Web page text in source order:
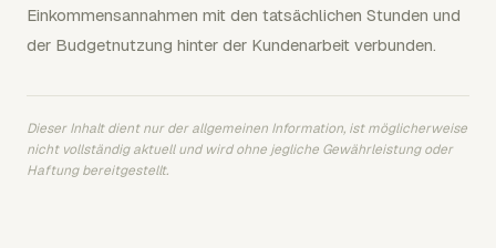
Einkommensannahmen mit den tatsächlichen Stunden und
der Budgetnutzung hinter der Kundenarbeit verbunden.
Dieser Inhalt dient nur der allgemeinen Information, ist möglicherweise
nicht vollständig aktuell und wird ohne jegliche Gewährleistung oder
Haftung bereitgestellt.